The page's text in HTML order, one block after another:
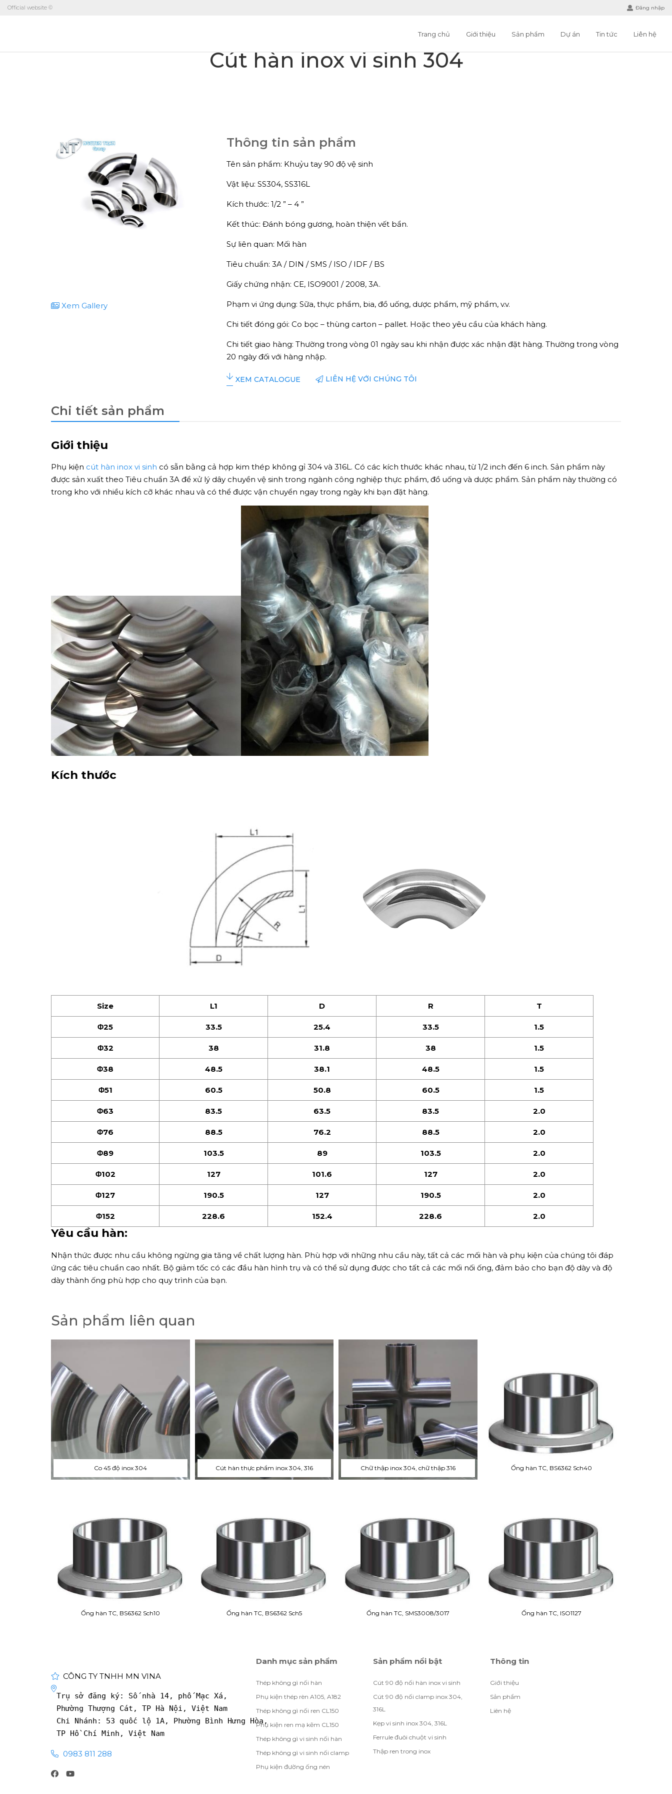
Official website © Đăng nhập
Trang chủ Giới thiệu Sản phẩm Dự án Tin tức Liên hệ
Cút hàn inox vi sinh 304
Xem Gallery
Thông tin sản phẩm
Tên sản phẩm: Khuỷu tay 90 độ vệ sinh
Vật liệu: SS304, SS316L
Kích thước: 1/2 ” – 4 ”
Kết thúc: Đánh bóng gương, hoàn thiện vết bẩn.
Sự liên quan: Mối hàn
Tiêu chuẩn: 3A / DIN / SMS / ISO / IDF / BS
Giấy chứng nhận: CE, ISO9001 / 2008, 3A.
Phạm vi ứng dụng: Sữa, thực phẩm, bia, đồ uống, dược phẩm, mỹ phẩm, v.v.
Chi tiết đóng gói: Co bọc – thùng carton – pallet. Hoặc theo yêu cầu của khách hàng.
Chi tiết giao hàng: Thường trong vòng 01 ngày sau khi nhận được xác nhận đặt hàng. Thường trong vòng
20 ngày đối với hàng nhập.
XEM CATALOGUE LIÊN HỆ VỚI CHÚNG TÔI
Chi tiết sản phẩm
Giới thiệu
Phụ kiện cút hàn inox vi sinh có sẵn bằng cả hợp kim thép không gỉ 304 và 316L. Có các kích thước khác nhau, từ 1/2 inch đến 6 inch. Sản phẩm này
được sản xuất theo Tiêu chuẩn 3A để xử lý dây chuyền vệ sinh trong ngành công nghiệp thực phẩm, đồ uống và dược phẩm. Sản phẩm này thường có
trong kho với nhiều kích cỡ khác nhau và có thể được vận chuyển ngay trong ngày khi bạn đặt hàng.
Kích thước
Size L1 D R T
Φ25 33.5 25.4 33.5 1.5
Φ32 38 31.8 38 1.5
Φ38 48.5 38.1 48.5 1.5
Φ51 60.5 50.8 60.5 1.5
Φ63 83.5 63.5 83.5 2.0
Φ76 88.5 76.2 88.5 2.0
Φ89 103.5 89 103.5 2.0
Φ102 127 101.6 127 2.0
Φ127 190.5 127 190.5 2.0
Φ152 228.6 152.4 228.6 2.0
Yêu cầu hàn:
Nhận thức được nhu cầu không ngừng gia tăng về chất lượng hàn. Phù hợp với những nhu cầu này, tất cả các mối hàn và phụ kiện của chúng tôi đáp
ứng các tiêu chuẩn cao nhất. Bộ giảm tốc có các đầu hàn hình trụ và có thể sử dụng được cho tất cả các mối nối ống, đảm bảo cho bạn độ dày và độ
dày thành ống phù hợp cho quy trình của bạn.
Sản phẩm liên quan
Co 45 độ inox 304 Cút hàn thực phẩm inox 304, 316 Chữ thập inox 304, chữ thập 316 Ống hàn TC, BS6362 Sch40
Ống hàn TC, BS6362 Sch10 Ống hàn TC, BS6362 Sch5 Ống hàn TC, SMS3008/3017 Ống hàn TC, ISO1127
CÔNG TY TNHH MN VINA
Trụ sở đăng ký: Số nhà 14, phố Mạc Xá,
Phường Thượng Cát, TP Hà Nội, Việt Nam
Chi Nhánh: 53 quốc lộ 1A, Phường Bình Hưng Hòa,
TP Hồ Chí Minh, Việt Nam
0983 811 288
Danh mục sản phẩm
Thép không gì nối hàn
Phụ kiện thép rèn A105, A182
Thép không gì nối ren CL150
Phụ kiện ren mạ kẽm CL150
Thép không gì vi sinh nối hàn
Thép không gì vi sinh nối clamp
Phụ kiện đường ống nén
Sản phẩm nổi bật
Cút 90 độ nối hàn inox vi sinh
Cút 90 độ nối clamp inox 304,
316L
Kẹp vi sinh inox 304, 316L
Ferrule đuôi chuột vi sinh
Thập ren trong inox
Thông tin
Giới thiệu
Sản phẩm
Liên hệ